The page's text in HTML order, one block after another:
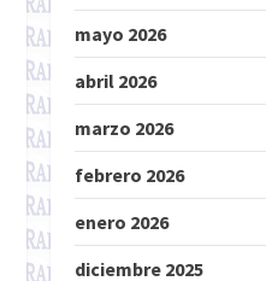
mayo 2026
abril 2026
marzo 2026
febrero 2026
enero 2026
diciembre 2025